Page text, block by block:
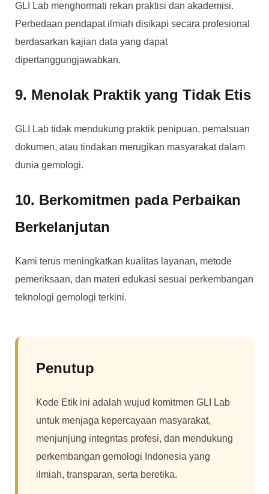
GLI Lab menghormati rekan praktisi dan akademisi.
Perbedaan pendapat ilmiah disikapi secara profesional
berdasarkan kajian data yang dapat
dipertanggungjawabkan.
9. Menolak Praktik yang Tidak Etis
GLI Lab tidak mendukung praktik penipuan, pemalsuan
dokumen, atau tindakan merugikan masyarakat dalam
dunia gemologi.
10. Berkomitmen pada Perbaikan
Berkelanjutan
Kami terus meningkatkan kualitas layanan, metode
pemeriksaan, dan materi edukasi sesuai perkembangan
teknologi gemologi terkini.
Penutup
Kode Etik ini adalah wujud komitmen GLI Lab
untuk menjaga kepercayaan masyarakat,
menjunjung integritas profesi, dan mendukung
perkembangan gemologi Indonesia yang
ilmiah, transparan, serta beretika.